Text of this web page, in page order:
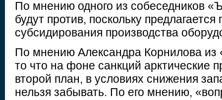
По мнению одного из собеседников
будут против, поскольку
субсидирования производства
По мнению Александра Корнилова из
то что на фоне санкций арктические
второй план, в условиях снижения
нельзя забывать. По его мнению,